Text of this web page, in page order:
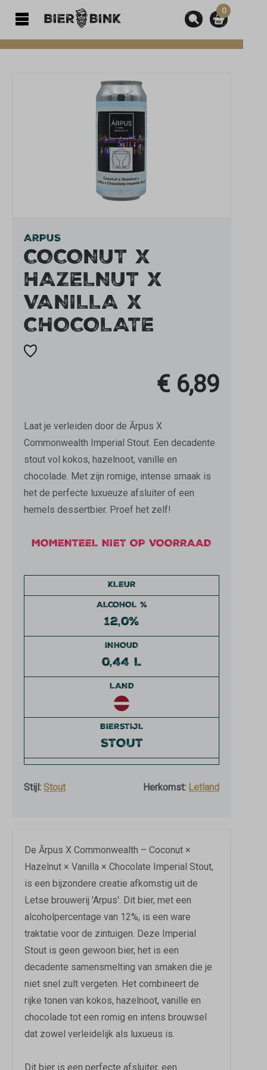
0
Afbeeldingengalerij overslaan
ARPUS
COCONUT X
HAZELNUT X
VANILLA X
CHOCOLATE
€ 6,89
Laat je verleiden door de Ārpus X
Commonwealth Imperial Stout. Een decadente
stout vol kokos, hazelnoot, vanille en
chocolade. Met zijn romige, intense smaak is
het de perfecte luxueuze afsluiter of een
hemels dessertbier. Proef het zelf!
KLEUR
ALCOHOL %
12,0%
INHOUD
0,44 L
LAND
BIERSTIJL
STOUT
Stijl: Stout Herkomst: Letland
MOMENTEEL NIET OP VOORRAAD
De Ārpus X Commonwealth – Coconut ×
Hazelnut × Vanilla × Chocolate Imperial Stout,
is een bijzondere creatie afkomstig uit de
Letse brouwerij 'Arpus'. Dit bier, met een
alcoholpercentage van 12%, is een ware
traktatie voor de zintuigen. Deze Imperial
Stout is geen gewoon bier, het is een
decadente samensmelting van smaken die je
niet snel zult vergeten. Het combineert de
rijke tonen van kokos, hazelnoot, vanille en
chocolade tot een romig en intens brouwsel
dat zowel verleidelijk als luxueus is.
Dit bier is een perfecte afsluiter, een